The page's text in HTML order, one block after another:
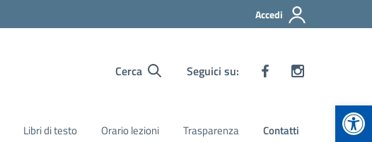
Accedi
Cerca Seguici su:
Libri di testo Orario lezioni Trasparenza Contatti